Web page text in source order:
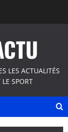
LES ACTUALITÉS
SPORT